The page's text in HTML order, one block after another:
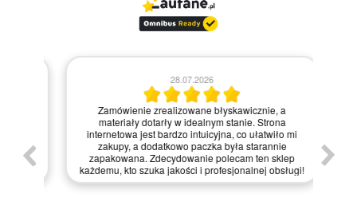
28.07.2026
Zamówienie zrealizowane błyskawicznie, a
materiały dotarły w idealnym stanie. Strona
internetowa jest bardzo intuicyjna, co ułatwiło mi
zakupy, a dodatkowo paczka była starannie
zapakowana. Zdecydowanie polecam ten sklep
każdemu, kto szuka jakości i profesjonalnej obsługi!